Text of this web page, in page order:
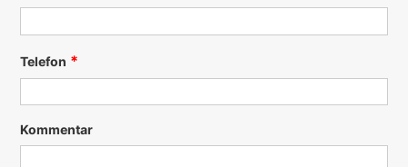
Telefon
Kommentar